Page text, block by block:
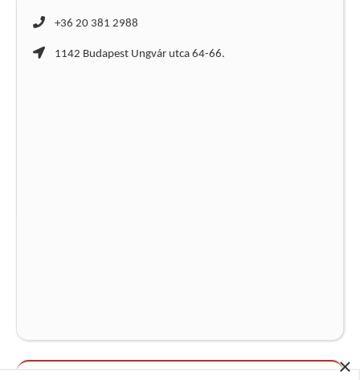
×
+36 20 381 2988
1142 Budapest Ungvár utca 64-66.